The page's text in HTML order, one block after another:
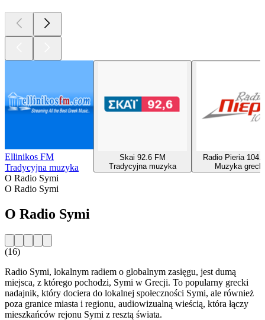
Ellinikos FM
Tradycyjna muzyka
Skai 92.6 FM
Tradycyjna muzyka
Radio Pieria
Muzyka
O Radio Symi
O Radio Symi
O Radio Symi
(16)
Radio Symi, lokalnym radiem o globalnym zasięgu, jest dumą
miejsca, z którego pochodzi, Symi w Grecji. To popularny grecki
nadajnik, który dociera do lokalnej społeczności Symi, ale również
poza granice miasta i regionu, audiowizualną wieścią, która łączy
mieszkańców rejonu Symi z resztą świata.